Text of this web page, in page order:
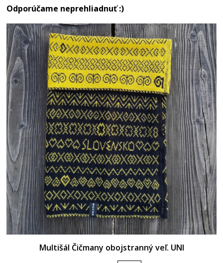
Odporúčame neprehliadnuť :)
Multišál Čičmany obojstranný veľ. UNI